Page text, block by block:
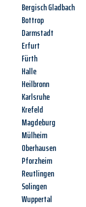
Bergisch Gladbach
Bottrop
Darmstadt
Erfurt
Fürth
Halle
Heilbronn
Karlsruhe
Krefeld
Magdeburg
Mülheim
Oberhausen
Pforzheim
Reutlingen
Solingen
Wuppertal